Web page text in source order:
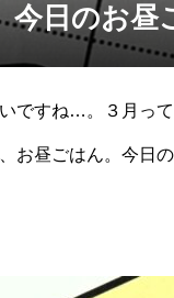
今日のお昼
ですね…。３月っ
お昼ごはん。今日